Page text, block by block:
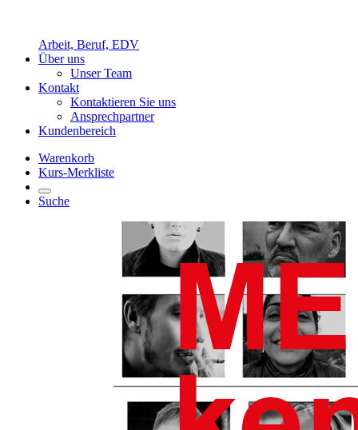
Arbeit, Beruf, EDV
Über uns
Unser Team
Kontakt
Kontaktieren Sie uns
Ansprechpartner
Kundenbereich
Warenkorb
Kurs-Merkliste
Suche